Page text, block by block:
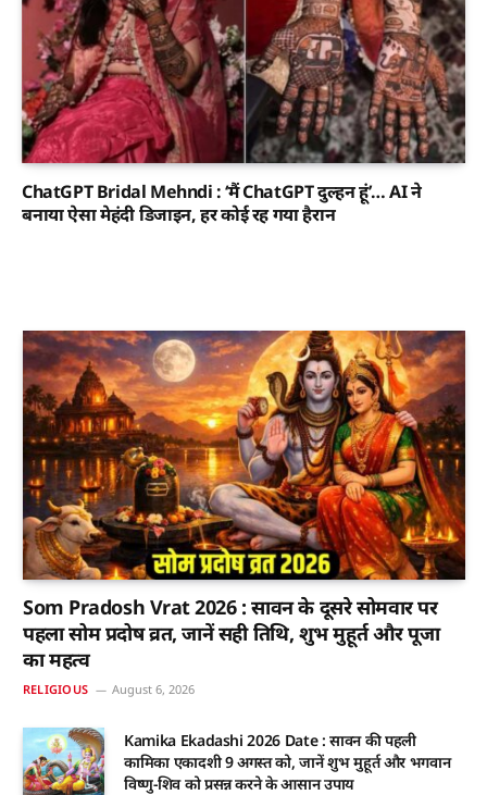
ChatGPT Bridal Mehndi : ‘मैं ChatGPT दुल्हन हूं’… AI ने
बनाया ऐसा मेहंदी डिजाइन, हर कोई रह गया हैरान
Som Pradosh Vrat 2026 : सावन के दूसरे सोमवार पर
पहला सोम प्रदोष व्रत, जानें सही तिथि, शुभ मुहूर्त और पूजा
का महत्व
RELIGIOUS August 6, 2026
Kamika Ekadashi 2026 Date : सावन की पहली
कामिका एकादशी 9 अगस्त को, जानें शुभ मुहूर्त और भगवान
विष्णु-शिव को प्रसन्न करने के आसान उपाय